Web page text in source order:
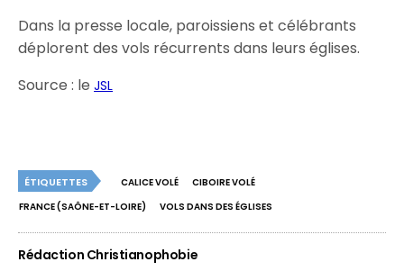
Dans la presse locale, paroissiens et célébrants
déplorent des vols récurrents dans leurs églises.
Source : leJSL
ÉTIQUETTES CALICE VOLÉ
CIBOIRE VOLÉ
FRANCE (SAÔNE-ET-LOIRE)
VOLS DANS DES ÉGLISES
Rédaction Christianophobie